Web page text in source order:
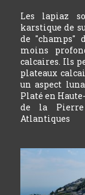
Les lapiaz
karstique de
de "champs"
moins
calcaires. Ils
plateaux
un aspect
Platé en
de la Pierre
Atlantiques